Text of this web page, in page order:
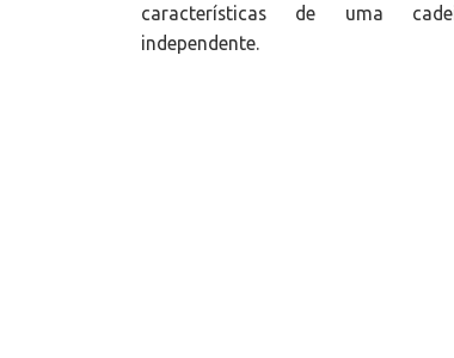
características de uma
independente.